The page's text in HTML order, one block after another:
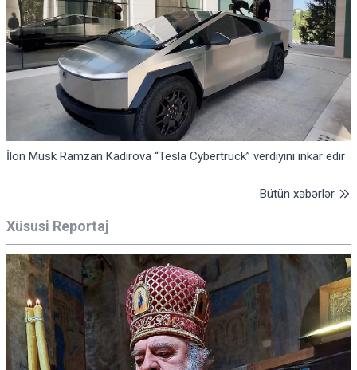
İlon Musk Ramzan Kadırova “Tesla Cybertruck” verdiyini inkar edir
Bütün xəbərlər
Xüsusi Reportaj